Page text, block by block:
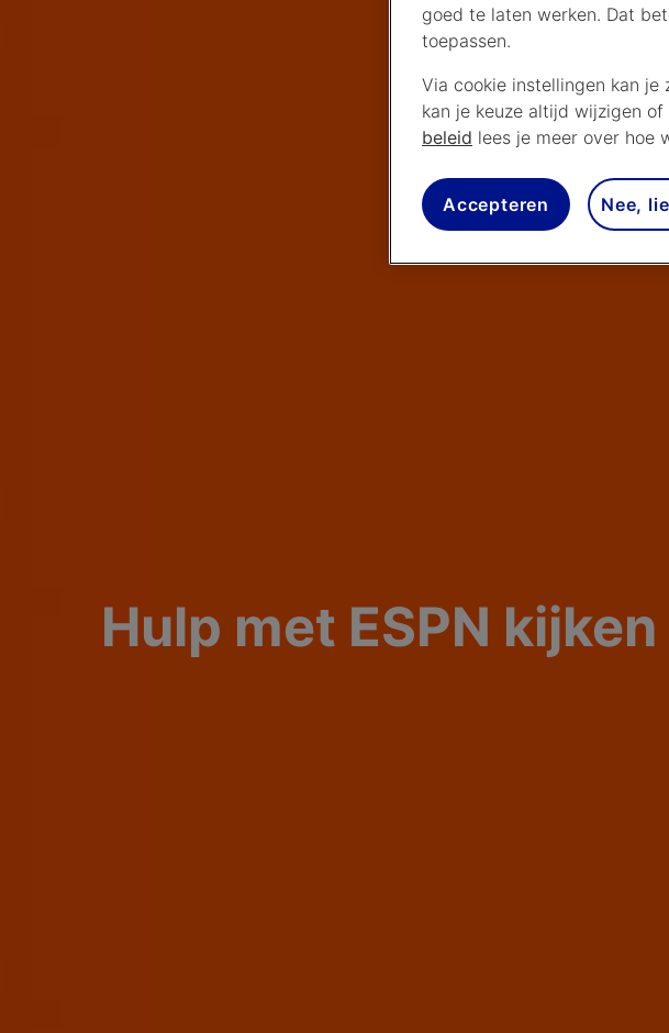
Hulp met ESPN kijken
goed te laten werken. Dat
toepassen.
Via cookie instellingen kan
kan je keuze altijd wijzigen
beleid lees je meer over hoe
Accepteren Nee,